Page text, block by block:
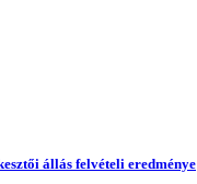
állás felvételi eredménye